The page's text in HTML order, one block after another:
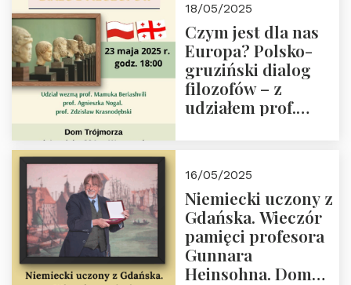
społeczny, członek
Kapituły Nagrody
im. Prezydenta
Lecha
Kaczyńskiego.
Wielki autorytet.
18/05/2025
Czym jest dla nas
Europa? Polsko-
gruziński dialog
filozofów – z
udziałem prof.
Dom Trójmorza 23
maja 2025 r. godz.
18:00.
16/05/2025
Niemiecki uczony z
Gdańska. Wieczór
pamięci profesora
Gunnara
Heinsohna. Dom